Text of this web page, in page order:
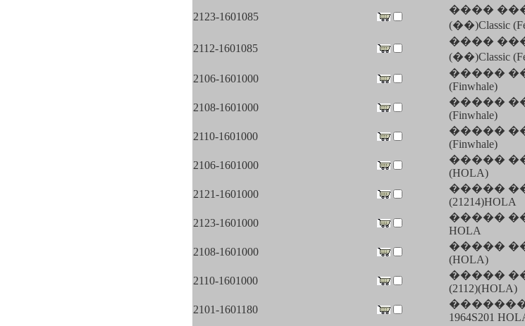
2123-1601085
����
(��)Classic
2112-1601085
����
(��)Classic
2106-1601000
�����
(Finwhale)
2108-1601000
�����
(Finwhale)
2110-1601000
�����
(Finwhale)
2106-1601000
�����
(HOLA)
2121-1601000
�����
(21214)HOLA
2123-1601000
�����
HOLA
2108-1601000
�����
(HOLA)
2110-1601000
�����
(2112)(HOLA)
2101-1601180
1964S201